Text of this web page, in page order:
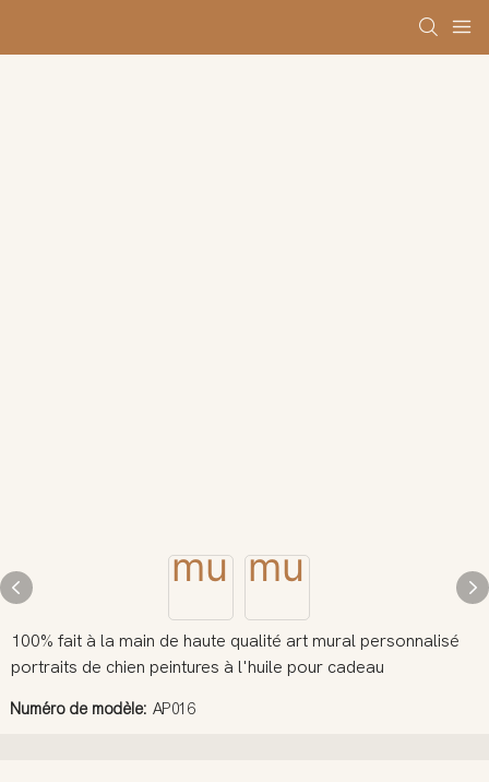
100% fait à la main de haute qualité art mural personnalisé
portraits de chien peintures à l'huile pour cadeau
Numéro de modèle: AP016